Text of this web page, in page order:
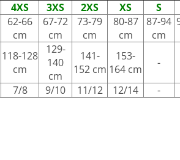
4XS 3XS 2XS XS S
62-66
cm
67-72
cm
73-79
cm
80-87
cm
87-94
cm
118-128
cm
129-
140
cm
141-
152 cm
153-
164 cm
-
7/8 9/10 11/12 12/14 -